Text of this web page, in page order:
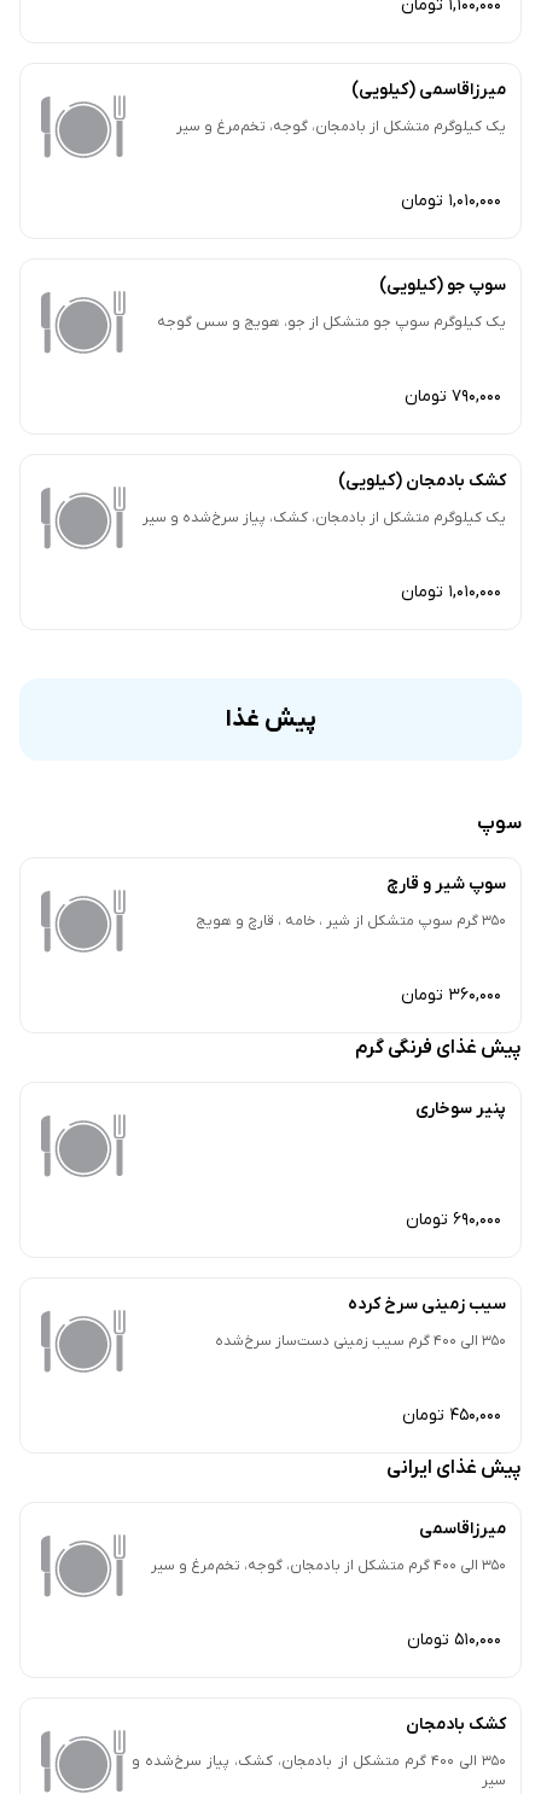
1,100,000 تومان
میرزاقاسمی (کیلویی)
یک کیلوگرم متشکل از بادمجان، گوجه، تخم‌مرغ و سیر
1,010,000 تومان
سوپ جو (کیلویی)
یک کیلوگرم سوپ جو متشکل از جو، هویج و سس گوجه
790,000 تومان
کشک بادمجان (کیلویی)
یک کیلوگرم متشکل از بادمجان، کشک، پیاز سرخ‌شده و سیر
1,010,000 تومان
پیش غذا
سوپ
سوپ شیر و قارچ
350 گرم سوپ متشکل از شیر ، خامه ، قارچ و هویج
360,000 تومان
پیش غذای فرنگی گرم
پنیر سوخاری
690,000 تومان
سیب زمینی سرخ کرده
350 الی 400 گرم سیب زمینی دست‌ساز سرخ‌شده
450,000 تومان
پیش غذای ایرانی
میرزاقاسمی
350 الی 400 گرم متشکل از بادمجان، گوجه، تخم‌مرغ و سیر
510,000 تومان
کشک بادمجان
350 الی 400 گرم متشکل از بادمجان، کشک، پیاز سرخ‌شده و
سیر